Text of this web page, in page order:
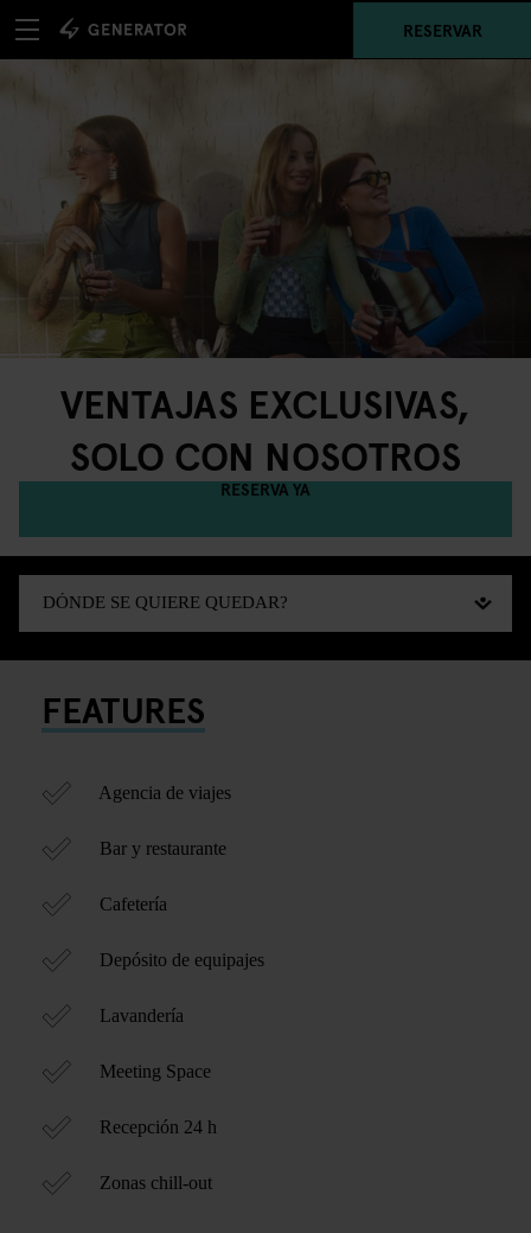
RESERVAR
VENTAJAS EXCLUSIVAS,
SOLO CON NOSOTROS
RESERVA YA
FEATURES
Agencia de viajes
Bar y restaurante
Cafetería
Depósito de equipajes
Lavandería
Meeting Space
Recepción 24 h
Zonas chill-out